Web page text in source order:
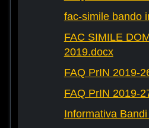
fac-simile bando
FAC SIMILE
2019.docx
FAQ PrIN 2019-
FAQ PrIN 2019-
Informativa